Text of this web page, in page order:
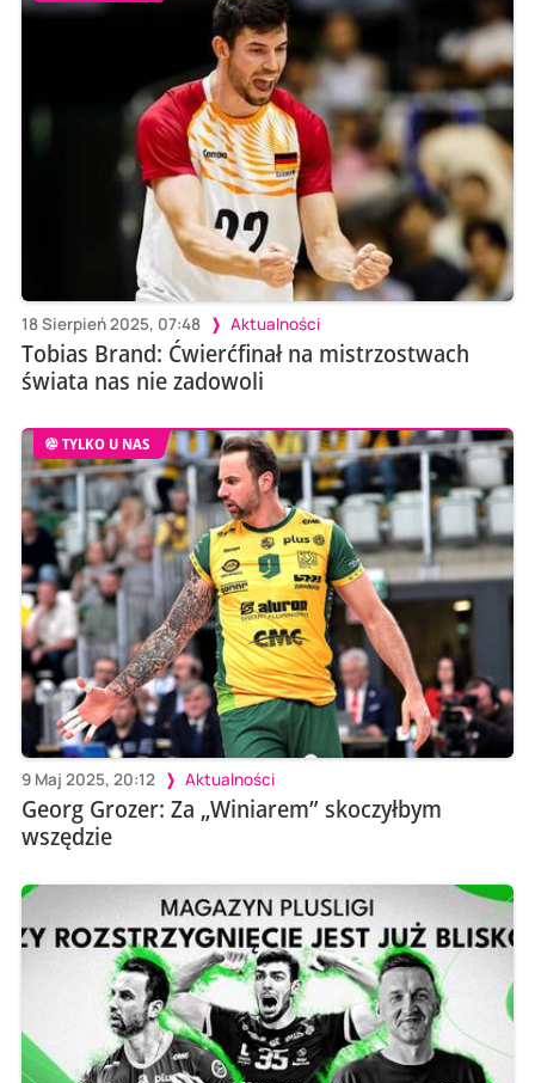
18 Sierpień 2025, 07:48 Aktualności
Tobias Brand: Ćwierćfinał na mistrzostwach
świata nas nie zadowoli
TYLKO U NAS
9 Maj 2025, 20:12 Aktualności
Georg Grozer: Za „Winiarem” skoczyłbym
wszędzie